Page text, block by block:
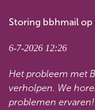
Storing bbhmail
6-7-2026 12:26
Het probleem met
verholpen. We
problemen ervaren!